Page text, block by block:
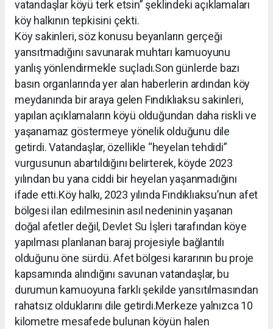
vatandaşlar köyü terk etsin” şeklindeki açıklamaları
köy halkının tepkisini çekti.
Köy sakinleri, söz konusu beyanların gerçeği
yansıtmadığını savunarak muhtarı kamuoyunu
yanlış yönlendirmekle suçladı.Son günlerde bazı
basın organlarında yer alan haberlerin ardından köy
meydanında bir araya gelen Fındıklıaksu sakinleri,
yapılan açıklamaların köyü olduğundan daha riskli ve
yaşanamaz göstermeye yönelik olduğunu dile
getirdi. Vatandaşlar, özellikle “heyelan tehdidi”
vurgusunun abartıldığını belirterek, köyde 2023
yılından bu yana ciddi bir heyelan yaşanmadığını
ifade etti.Köy halkı, 2023 yılında Fındıklıaksu’nun afet
bölgesi ilan edilmesinin asıl nedeninin yaşanan
doğal afetler değil, Devlet Su İşleri tarafından köye
yapılması planlanan baraj projesiyle bağlantılı
olduğunu öne sürdü. Afet bölgesi kararının bu proje
kapsamında alındığını savunan vatandaşlar, bu
durumun kamuoyuna farklı şekilde yansıtılmasından
rahatsız olduklarını dile getirdi.Merkeze yalnızca 10
kilometre mesafede bulunan köyün halen